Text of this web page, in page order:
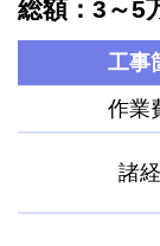
総額：3～5
工事
作業
諸